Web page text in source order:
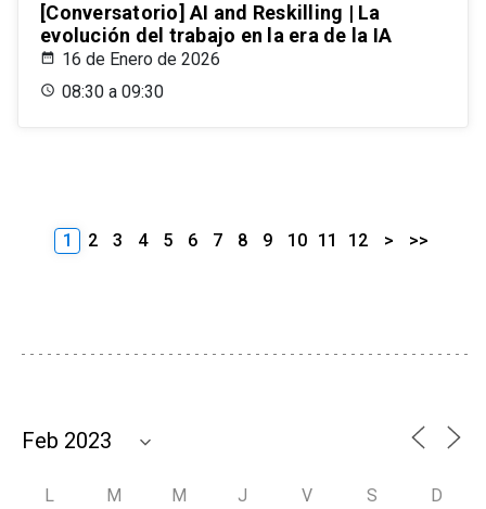
[Conversatorio] AI and Reskilling | La
evolución del trabajo en la era de la IA
16 de Enero de 2026
08:30 a 09:30
1 2 3 4 5 6 7 8 9 10 11 12 > >>
L M M J V S D